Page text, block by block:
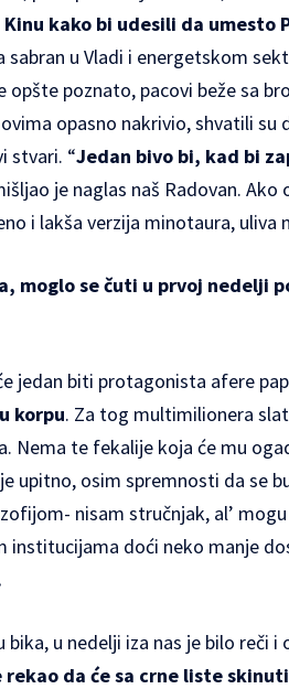
kako bi udesili da umesto
sabran u Vladi i energetskom
opšte poznato, pacovi beže sa
opasno nakrivio, shvatili
stvari. “Jedan bivo bi, kad bi
je naglas naš Radovan.
i lakša verzija minotaura, uliva
moglo se čuti u prvoj nedelji
jedan biti protagonista afere
korpu. Za tog multimilionera
Nema te fekalije koja će mu
je upitno, osim spremnosti da se
nisam stručnjak, al’
institucijama doći neko manje
bika, u nedelji iza nas je bilo reči
rekao da će sa crne liste